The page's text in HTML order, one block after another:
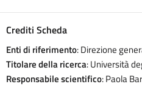
Crediti Scheda
Enti di riferimento: Direzione
Titolare della ricerca: Università
Responsabile scientifico: Paola